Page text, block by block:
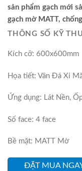
sản phẩm gạch mới
gạch mờ MATT,
THÔNG SỐ KỸ
Kích cỡ: 600x600mm
Họa tiết: Vân Đá Xi
Ứng dụng: Lát Nền,
Số face: 4 face
Bề mặt: MATT Mờ
ĐẶT MUA